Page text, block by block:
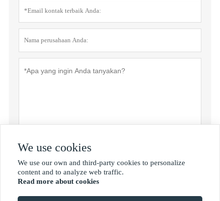
We use cookies
We use our own and third-party cookies to personalize
content and to analyze web traffic.
Read more about cookies